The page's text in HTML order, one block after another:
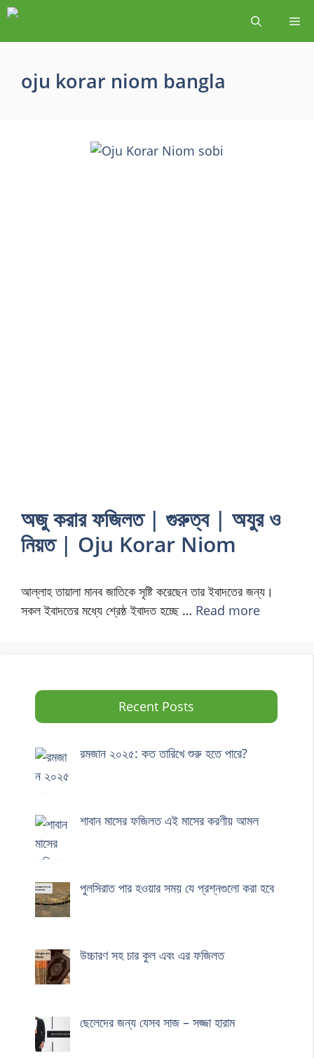
oju korar niom bangla
অজু করার ফজিলত | গুরুত্ব | অযুর ও
নিয়ত | Oju Korar Niom
আল্লাহ তায়ালা মানব জাতিকে সৃষ্টি করেছেন তার ইবাদতের জন্য।
সকল ইবাদতের মধ্যে শ্রেষ্ঠ ইবাদত হচ্ছে … Read more
Recent Posts
রমজান ২০২৫: কত তারিখে শুরু হতে পারে?
শাবান মাসের ফজিলত এই মাসের করণীয় আমল
পুলসিরাত পার হওয়ার সময় যে প্রশ্নগুলো করা হবে
উচ্চারণ সহ চার কুল এবং এর ফজিলত
ছেলেদের জন্য যেসব সাজ – সজ্জা হারাম